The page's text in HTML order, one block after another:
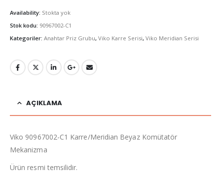
Availability: Stokta yok
Stok kodu: 90967002-C1
Kategoriler: Anahtar Priz Grubu, Viko Karre Serisi, Viko Meridian Serisi
AÇIKLAMA
Viko 90967002-C1 Karre/Meridian Beyaz Komütatör
Mekanizma
Ürün resmi temsilidir.